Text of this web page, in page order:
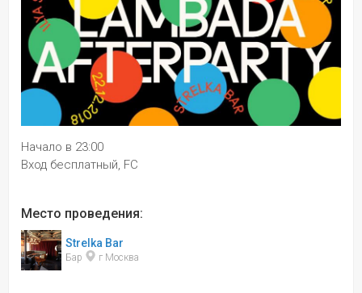
Начало в 23:00
Вход бесплатный, FC
Место проведения:
Strelka Bar
Бар г Москва